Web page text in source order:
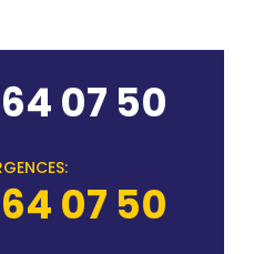
07 50
07 50